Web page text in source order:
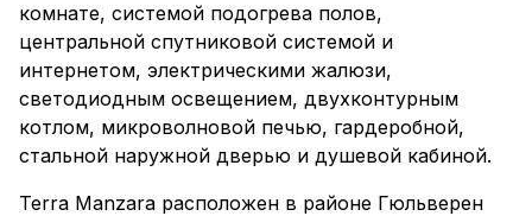
комнате, системой подогрева полов,
центральной спутниковой системой и
интернетом, электрическими жалюзи,
светодиодным освещением, двухконтурным
котлом, микроволновой печью, гардеробной,
стальной наружной дверью и душевой кабиной.
Terra Manzara расположен в районе Гюльверен